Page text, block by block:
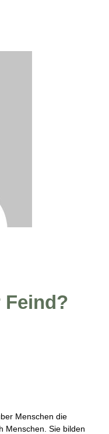
Feind?
Menschen die
Menschen. Sie bilden